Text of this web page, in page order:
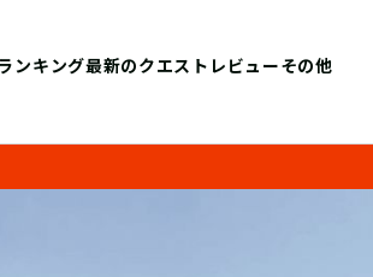
ンキング最新のクエストレビューその他